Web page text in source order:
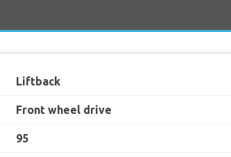
Liftback
Front wheel drive
95